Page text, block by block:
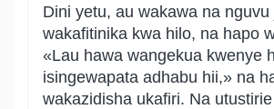
Dini yetu, au wakawa na nguvu
wakafitinika kwa hilo, na hapo
«Lau hawa wangekua kwenye
isingewapata adhabu hii,» na
wakazidisha ukafiri. Na